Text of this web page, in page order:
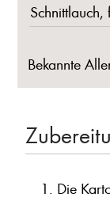
Schnittlauch,
Bekannte
Die